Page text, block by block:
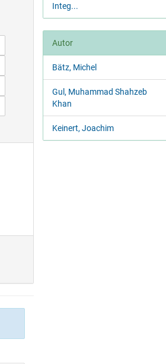
Integ...
Autor
Bätz, Michel
Gul, Muhammad Shahzeb
Khan
Keinert, Joachim